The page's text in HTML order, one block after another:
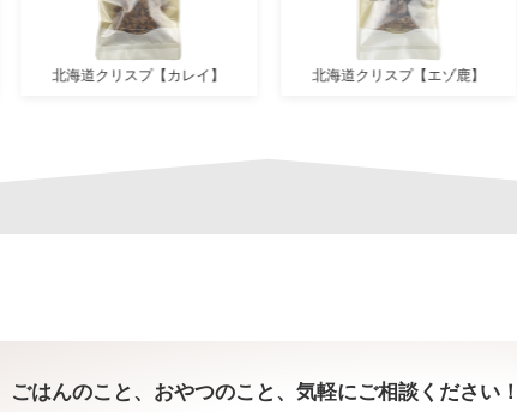
北海道クリスプ【カレイ】 北海道クリスプ【エゾ鹿】
ごはんのこと、おやつのこと、気軽にご相談ください！